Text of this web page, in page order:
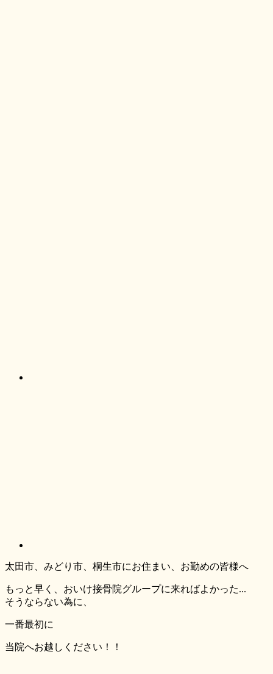
太田市、みどり市、桐生市にお住まい、お勤めの皆様へ
もっと早く、おいけ接骨院グループに来ればよかった...
そうならない為に、
一番最初に
当院へお越しください！！